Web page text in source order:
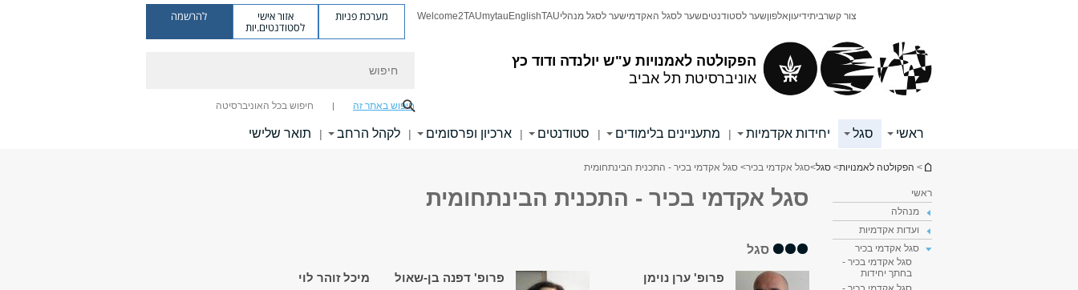
הפקולטה לאמנויות ע"ש יולנדה ודוד כץ
אוניברסיטת תל אביב
צור קשרביתידיעוןאלפוןשער לסטודנטיםשער לסגל האקדמישער לסגל מנהליTAU
English
mytau
Welcome2TAU מערכת פניות אזור אישי
לסטודנטים.יות
להרשמה
חיפוש באתר זה חיפוש בכל האוניברסיטה
ראשי סגל יחידות אקדמיות | מתעניינים בלימודים | סטודנטים | ארכיון ופרסומים | לקהל הרחב | תואר שלישי
הינך נמצא כאן
> הפקולטה לאמנויות> סגל>סגל אקדמי בכיר> סגל אקדמי בכיר - התכנית הבינתחומית
ראשי
מנהלה
ועדות אקדמיות
סגל אקדמי בכיר
סגל אקדמי בכיר -
בחתך יחידות
סגל אקדמי בכיר - התכנית הבינתחומית
סגל
פרופ' ערן נוימן פרופ' דפנה בן-שאול מיכל זוהר לוי